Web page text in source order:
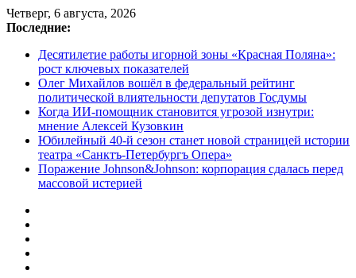
Перейти
к
Четверг, 6 августа, 2026
Последние:
Десятилетие работы игорной зоны «Красная Поляна»:
рост ключевых показателей
Олег Михайлов вошёл в федеральный рейтинг
политической влиятельности депутатов Госдумы
Когда ИИ-помощник становится угрозой изнутри:
мнение Алексей Кузовкин
Юбилейный 40-й сезон станет новой страницей истории
театра «Санктъ-Петербургъ Опера»
Поражение Johnson&Johnson: корпорация сдалась перед
массовой истерией